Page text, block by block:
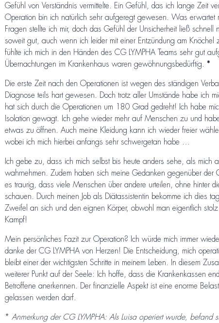
Gefühl von Verständnis vermittelte. Ein Gefühl, das ich lange Zeit
Operation bin ich natürlich sehr aufgeregt gewesen. Was erwartet
Fragen stellte ich mir, doch das Gefühl der Unsicherheit ließ schnell
soweit gut, auch wenn ich leider mit einer Entzündung am Knöchel
fühlte ich mich in den Händen des CG LYMPHA Teams sehr gut
Übernachtungen im Krankenhaus waren gewöhnungsbedürftig. *
Die erste Zeit nach den Operationen ist wegen des ständigen
Diagnose teils hart gewesen. Doch trotz aller Umstände habe ich
hat sich durch die Operationen um 180 Grad gedreht! Ich habe
Isolation gewagt. Ich gehe wieder mehr auf Menschen zu und
etwas zu öffnen. Auch meine Kleidung kann ich wieder freier
wobei ich mich hierbei anfangs sehr schwergetan habe …
Ich gebe zu, dass ich mich selbst bis heute anders sehe, als mich
wahrnehmen. Zudem haben sich meine Gedanken gegenüber der
es traurig, dass viele Menschen über andere urteilen, ohne hinter
schauen. Durch meinen Job als Diätassistentin bekomme ich dies
Zweifel an sich und den eignen Körper, obwohl man eigentlich
Kampf!
Mein persönliches Fazit zur Operation? Ich würde mich immer
danke der CG LYMPHA von Herzen! Die Entscheidung, mich
bleibt einer der wichtigsten Schritte in meinem Leben. In diesem
weiterer Punkt auf der Seele: Ich hoffe, dass die Krankenkassen
Betroffene anerkennen. Der finanzielle Aspekt ist eine enorme
gelassen werden darf.
* Anmerkung der CG LYMPHA: Als Luisa operiert wurde, befand